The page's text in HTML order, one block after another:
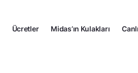
Ücretler Midas’ın Kulakları